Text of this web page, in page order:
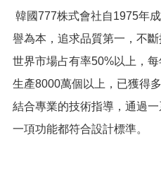
譽為本，追求品質第一，不斷
世界市場占有率50%以上，
生產8000萬個以上，已獲得
結合專業的技術指導，通過
一項功能都符合設計標準。